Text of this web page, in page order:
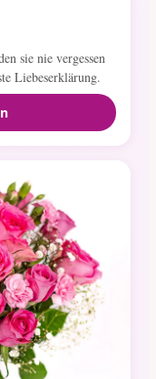
sie nie vergessen
Liebeserklärung.